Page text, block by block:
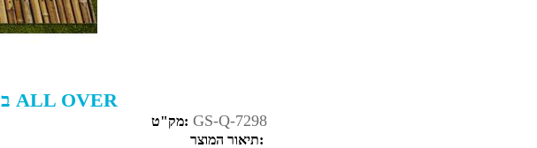
שמיכת פיקניק 140X140 בהדפס ALL OVER
מק"ט: GS-Q-7298
תיאור המוצר: